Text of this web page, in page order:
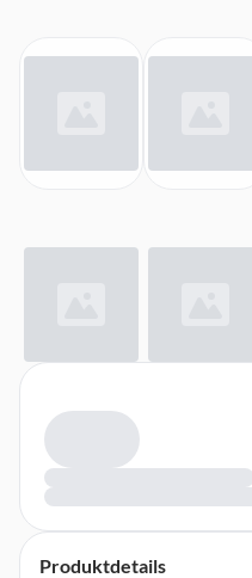
Produktdetails